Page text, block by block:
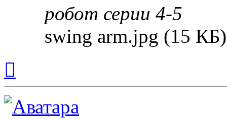
робот серии 4-5
swing arm.jpg (15
началу